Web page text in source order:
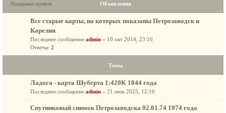
Поддержка проекта
Объявления
Все старые карты, на которых показаны Петрозаводск и
Карелия
Последнее сообщение admin « 10 окт 2014, 23:16
Ответы: 2
Темы
Ладога - карта Шуберта 1:420K 1844 года
Последнее сообщение admin « 21 июн 2025, 12:16
Спутниковый снимок Петрозаводска 02.01.74 1974 года